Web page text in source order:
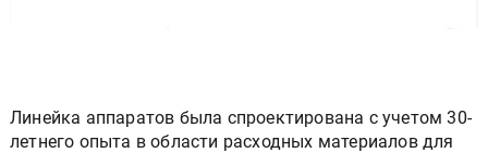
Линейка аппаратов была спроектирована с учетом 30-
летнего опыта в области расходных материалов для